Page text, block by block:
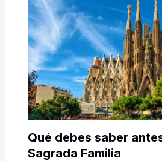
Qué debes saber
Sagrada Familia